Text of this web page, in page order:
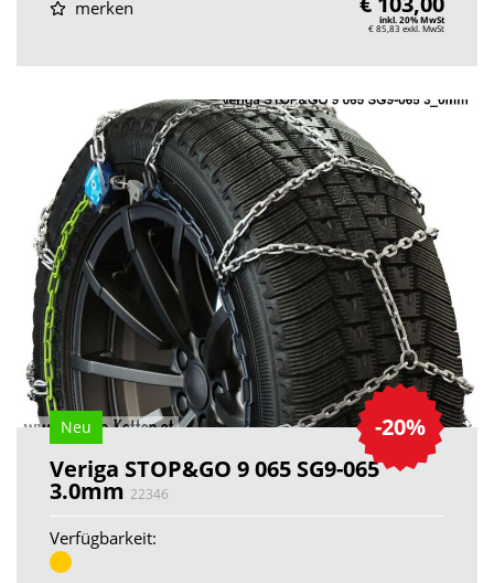
merken
inkl. 20% MwSt
€ 85,83 exkl. MwSt
-20%
Neu
Veriga STOP&GO 9 065 SG9-065
3.0mm 22346
Verfügbarkeit: